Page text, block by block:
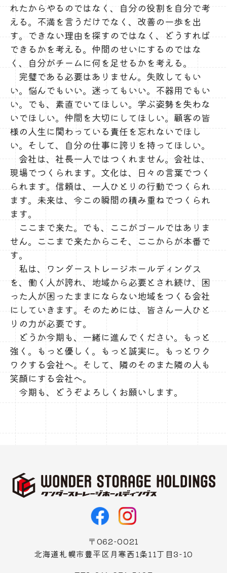
れたからやるのではなく、自分の役割を自分で考
える。不満を言うだけでなく、改善の一歩を出
す。できない理由を探すのではなく、どうすれば
できるかを考える。仲間のせいにするのではな
く、自分がチームに何を足せるかを考える。
完璧である必要はありません。失敗してもい
い。悩んでもいい。迷ってもいい。不器用でもい
い。でも、素直でいてほしい。学ぶ姿勢を失わな
いでほしい。仲間を大切にしてほしい。顧客の皆
様の人生に関わっている責任を忘れないでほし
い。そして、自分の仕事に誇りを持ってほしい。
会社は、社長一人ではつくれません。会社は、
現場でつくられます。文化は、日々の言葉でつく
られます。信頼は、一人ひとりの行動でつくられ
ます。未来は、今この瞬間の積み重ねでつくられ
ます。
ここまで来た。でも、ここがゴールではありま
せん。ここまで来たからこそ、ここからが本番で
す。
私は、ワンダーストレージホールディングス
を、働く人が誇れ、地域から必要とされ続け、困
った人が困ったままにならない地域をつくる会社
にしていきます。そのためには、皆さん一人ひと
りの力が必要です。
どうか今期も、一緒に進んでください。もっと
強く。もっと優しく。もっと誠実に。もっとワク
ワクする会社へ。そして、隣のそのまた隣の人も
笑顔にする会社へ。
今期も、どうぞよろしくお願いします。
〒062-0021
北海道札幌市豊平区月寒西1条11丁目3-10